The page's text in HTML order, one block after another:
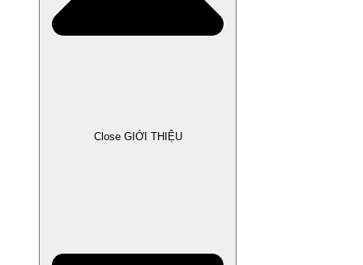
Close GIỚI THIỆU